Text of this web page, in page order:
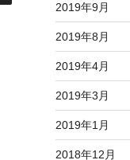
2019年9月
2019年8月
2019年4月
2019年3月
2019年1月
2018年12月